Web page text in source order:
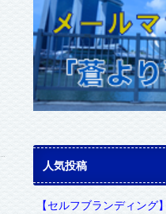
人気投稿
【セルフブランディング